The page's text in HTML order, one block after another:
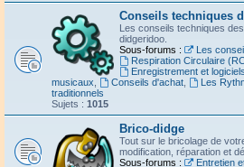
Conseils techniques
Les conseils techniques
didgeridoo.
Sous-forums :
Les
Respiration Circulaire
Enregistrement et
musicaux
Conseils d'achat, Les
traditionnels
Sujets : 1015
Brico-didge
Tout sur le bricolage de
modification, réparation et
Sous-forums :
Entretien